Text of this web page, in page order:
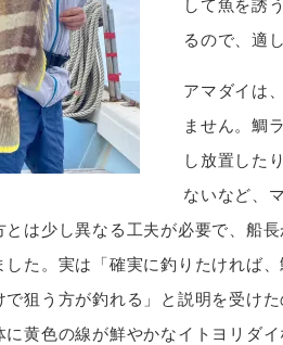
るので、適
アマダイは
ません。鯛
し放置した
ないなど、
は少し異なる工夫が必要で、船
した。実は「確実に釣りたければ
で狙う方が釣れる」と説明を受け
に黄色の線が鮮やかなイトヨリダ